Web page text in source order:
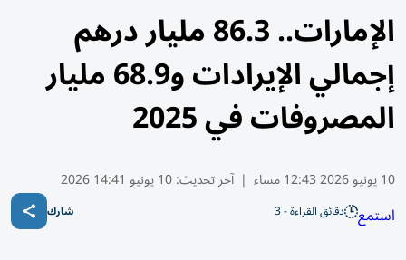
الإمارات.. 86.3 مليار درهم
إجمالي الإيرادات و68.9 مليار
المصروفات في 2025
10 يونيو 2026 12:43 مساء | آخر تحديث:10 يونيو 14:41 2026
استمع دقائق القراءة - 3 شارك